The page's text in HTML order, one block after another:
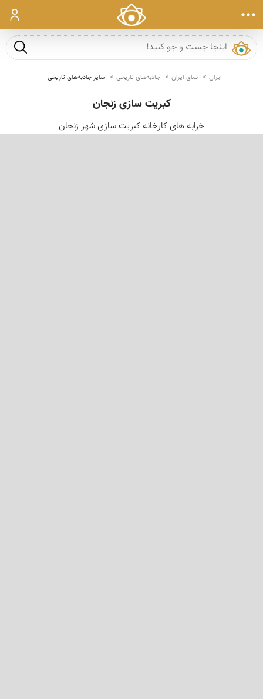
ورود
جست و
ایران نمای ایران جاذبه‌های تاریخی سایر جاذبه‌های تاریخی
کبریت سازی زنجان
خرابه های کارخانه کبریت سازی شهر زنجان